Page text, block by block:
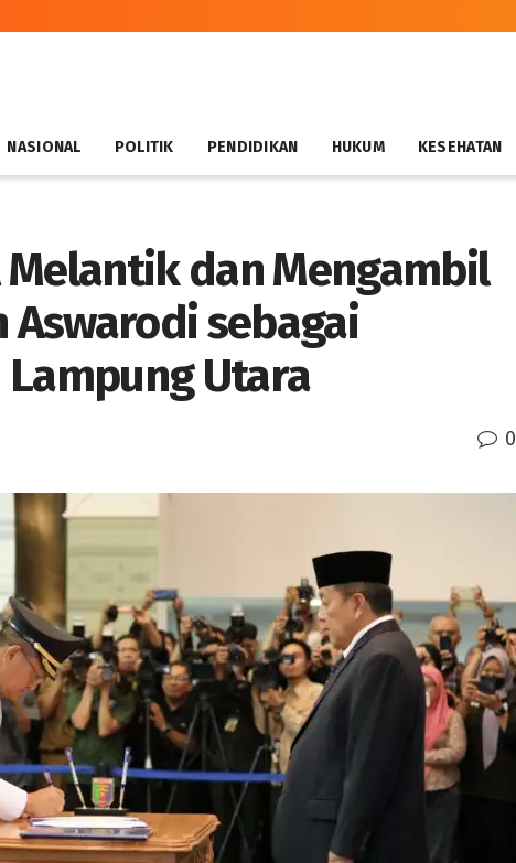
NASIONAL POLITIK PENDIDIKAN HUKUM KESEHATAN
dan Mengambil
Aswarodi sebagai
Utara
0